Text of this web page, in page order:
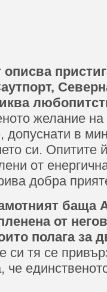
желание на
допуснати в
си. Опитите
от
добра
баща
от
полага за
си тя се
че